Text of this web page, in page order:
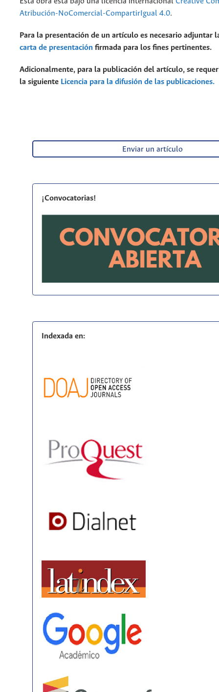
Atribución-NoComercial-CompartirIgual 4.0.
Para la presentación de un artículo es necesario adjuntar
carta de presentación firmada para los fines pertinentes.
Adicionalmente, para la publicación del artículo, se
la siguiente Licencia para la difusión de las publicaciones.
Enviar un artículo
¡Convocatorias!
Indexada en: